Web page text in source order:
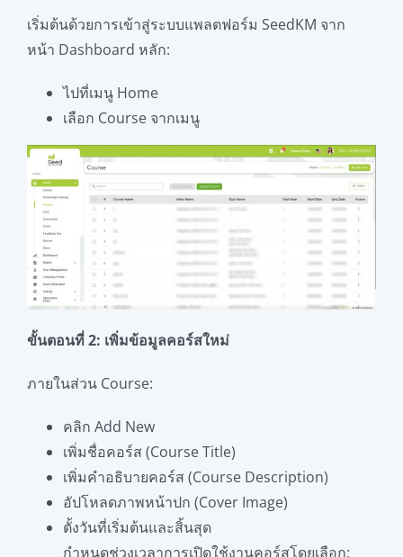
เริ่มต้นด้วยการเข้าสู่ระบบแพลตฟอร์ม SeedKM จาก
หน้า Dashboard หลัก:
ไปที่เมนู Home
เลือก Course จากเมนู
ขั้นตอนที่ 2: เพิ่มข้อมูลคอร์สใหม่
ภายในส่วน Course:
คลิก Add New
เพิ่มชื่อคอร์ส (Course Title)
เพิ่มคำอธิบายคอร์ส (Course Description)
อัปโหลดภาพหน้าปก (Cover Image)
ตั้งวันที่เริ่มต้นและสิ้นสุด
กำหนดช่วงเวลาการเปิดใช้งานคอร์สโดยเลือก: